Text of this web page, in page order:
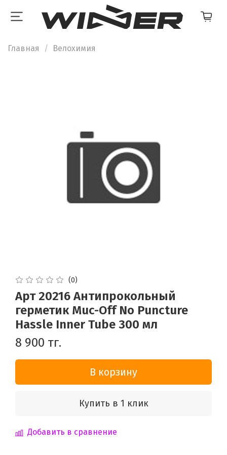
Главная Велохимия
(0)
Арт 20216 Антипрокольный
герметик Muc-Off No Puncture
Hassle Inner Tube 300 мл
8 900 тг.
В корзину
Купить в 1 клик
Добавить в сравнение